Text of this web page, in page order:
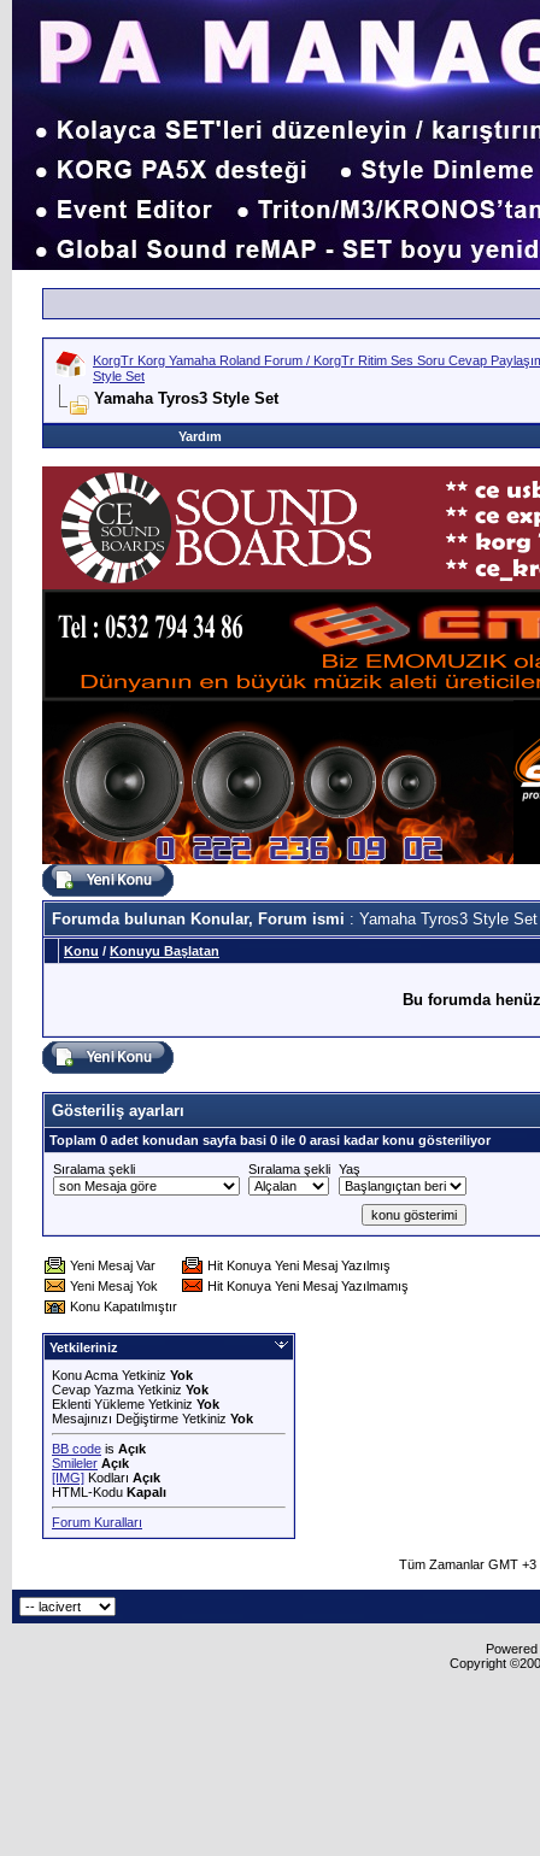
KorgTr Korg Yamaha Roland Forum / KorgTr Ritim Ses Soru Cevap
Style Set
Yamaha Tyros3 Style Set
Yardım
Forumda bulunan Konular, Forum ismi : Yamaha Tyros3 Style Set
Konu / Konuyu Başlatan
Bu forumda
Gösteriliş ayarları
Toplam 0 adet konudan sayfa basi 0 ile 0 arasi kadar konu gösteriliyor
Sıralama şekli
Sıralama şekli Yaş
Yeni Mesaj Var
Hit Konuya Yeni Mesaj Yazılmış
Yeni Mesaj Yok
Hit Konuya Yeni Mesaj Yazılmamış
Konu Kapatılmıştır
Yetkileriniz
Konu Acma Yetkiniz Yok
Cevap Yazma Yetkiniz Yok
Eklenti Yükleme Yetkiniz Yok
Mesajınızı Değiştirme Yetkiniz Yok
BB code is Açık
Smileler Açık
[IMG] Kodları Açık
HTML-Kodu Kapalı
Forum Kuralları
Tüm Zamanlar GMT
Copyright